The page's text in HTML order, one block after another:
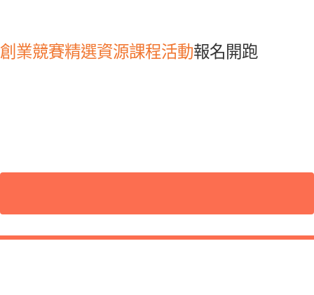
創業競賽精選資源課程活動報名開跑